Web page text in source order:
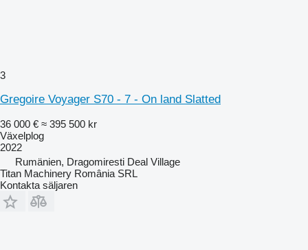
3
Gregoire Voyager S70 - 7 - On land Slatted
36 000 € ≈ 395 500 kr
Växelplog
2022
Rumänien, Dragomiresti Deal Village
Titan Machinery România SRL
Kontakta säljaren